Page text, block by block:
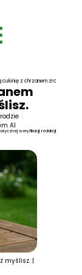
cukinię z chrzanem zrobisz
AI
weryfikacji, redakcji
myślisz. |